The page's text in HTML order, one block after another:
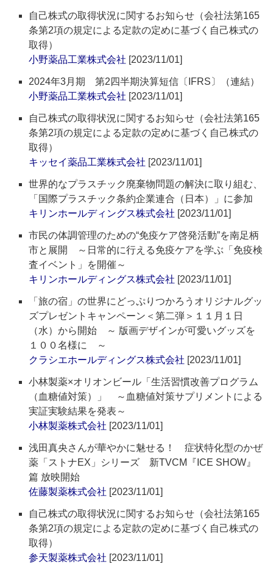
自己株式の取得状況に関するお知らせ（会社法第165
条第2項の規定による定款の定めに基づく自己株式の
取得）
小野薬品工業株式会社 [2023/11/01]
2024年3月期 第2四半期決算短信〔IFRS〕（連結）
小野薬品工業株式会社 [2023/11/01]
自己株式の取得状況に関するお知らせ（会社法第165
条第2項の規定による定款の定めに基づく自己株式の
取得）
キッセイ薬品工業株式会社 [2023/11/01]
世界的なプラスチック廃棄物問題の解決に取り組む、
「国際プラスチック条約企業連合（日本）」に参加
キリンホールディングス株式会社 [2023/11/01]
市民の体調管理のための“免疫ケア啓発活動”を南足柄
市と展開 ～日常的に行える免疫ケアを学ぶ「免疫検
査イベント」を開催～
キリンホールディングス株式会社 [2023/11/01]
「旅の宿」の世界にどっぷりつかろうオリジナルグッ
ズプレゼントキャンペーン＜第二弾＞１１月１日
（水）から開始 ～ 版画デザインが可愛いグッズを
１００名様に ～
クラシエホールディングス株式会社 [2023/11/01]
小林製薬×オリオンビール「生活習慣改善プログラム
（血糖値対策）」 ～血糖値対策サプリメントによる
実証実験結果を発表～
小林製薬株式会社 [2023/11/01]
浅田真央さんが華やかに魅せる！ 症状特化型のかぜ
薬「ストナEX」シリーズ 新TVCM『ICE SHOW』
篇 放映開始
佐藤製薬株式会社 [2023/11/01]
自己株式の取得状況に関するお知らせ（会社法第165
条第2項の規定による定款の定めに基づく自己株式の
取得）
参天製薬株式会社 [2023/11/01]